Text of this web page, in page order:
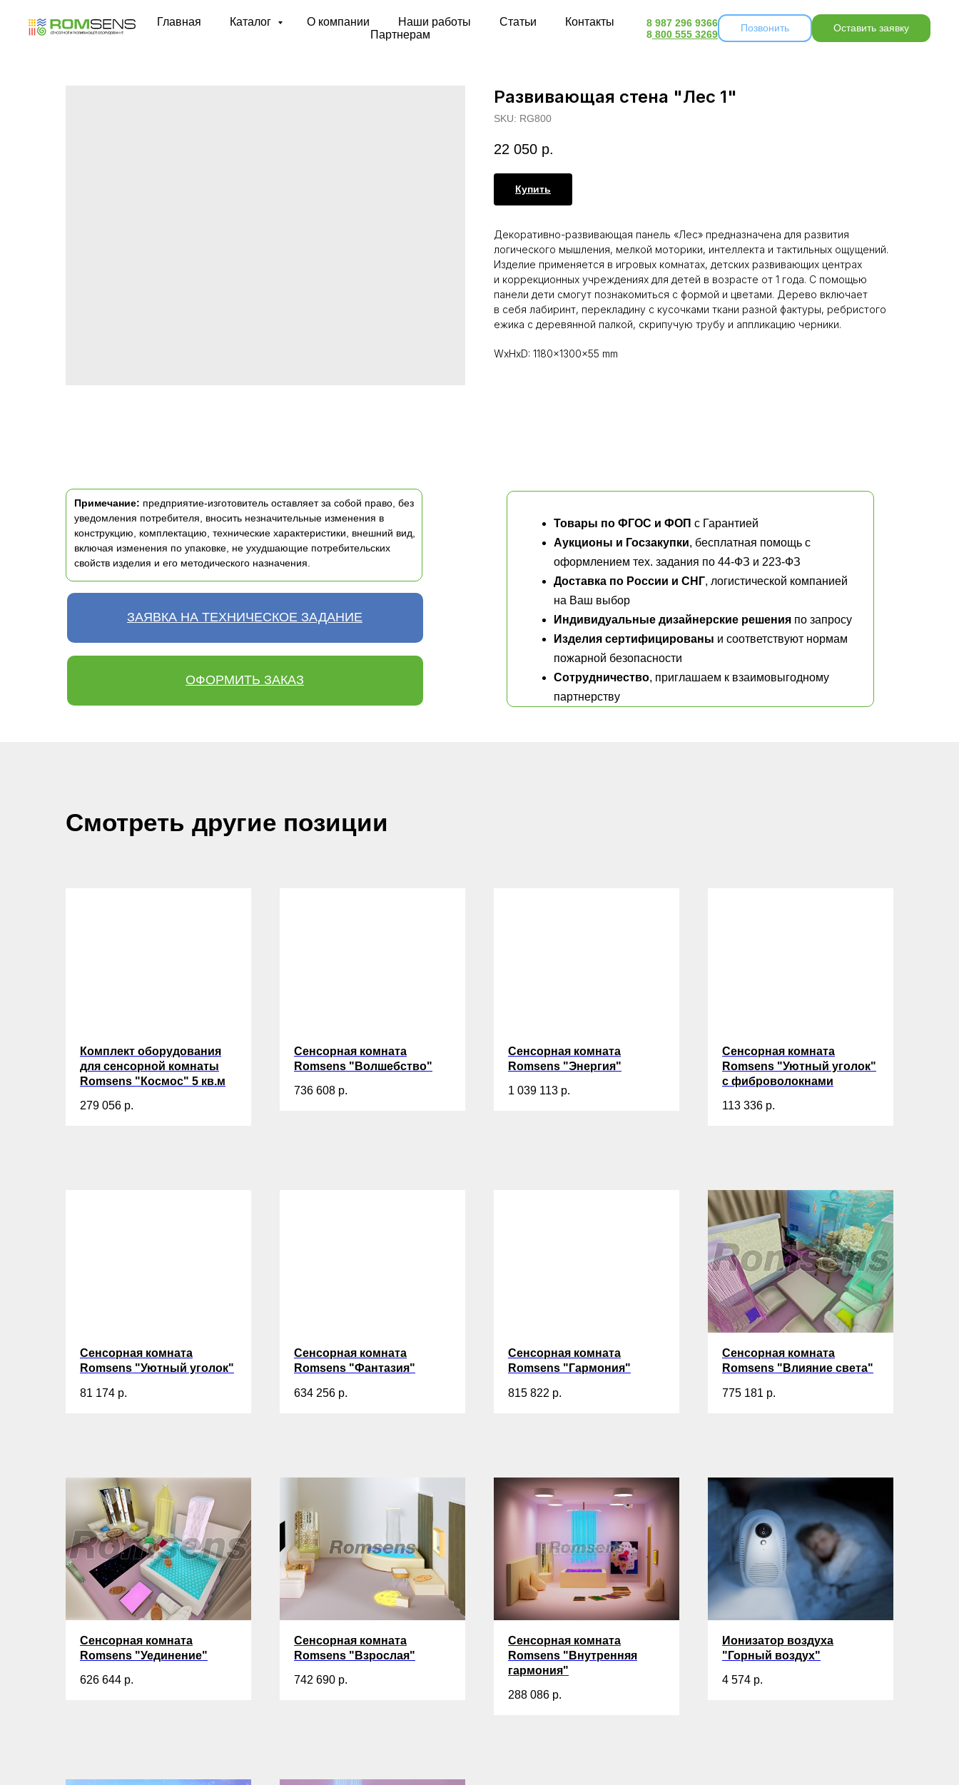
Главная Каталог О компании Наши работы Статьи
Контакты
Партнерам
8 987 296 9366
8 800 555 3269
Позвонить Оставить заявку
Развивающая стена "Лес 1"
SKU: RG800
22 050 р.
Купить
Декоративно-развивающая панель «Лес» предназначена для развития
логического мышления, мелкой моторики, интеллекта и тактильных ощущений.
Изделие применяется в игровых комнатах, детских развивающих центрах
и коррекционных учреждениях для детей в возрасте от 1 года. С помощью
панели дети смогут познакомиться с формой и цветами. Дерево включает
в себя лабиринт, перекладину с кусочками ткани разной фактуры, ребристого
ежика с деревянной палкой, скрипучую трубу и аппликацию черники.
WxHxD: 1180x1300x55 mm
ЗАЯВКА НА ТЕХНИЧЕСКОЕ ЗАДАНИЕ
ОФОРМИТЬ ЗАКАЗ
Товары по ФГОС и ФОП с Гарантией
Аукционы и Госзакупки, бесплатная помощь с
оформлением тех. задания по 44-ФЗ и 223-ФЗ
Доставка по России и СНГ, логистической компанией
на Ваш выбор
Индивидуальные дизайнерские решения по запросу
Изделия сертифицированы и соответствуют нормам
пожарной безопасности
Сотрудничество, приглашаем к взаимовыгодному
партнерству
Примечание: предприятие-изготовитель оставляет за собой право, без
уведомления потребителя, вносить незначительные изменения в
конструкцию, комплектацию, технические характеристики, внешний вид,
включая изменения по упаковке, не ухудшающие потребительских
свойств изделия и его методического назначения.
Смотреть другие позиции
Комплект оборудования
для сенсорной комнаты
Romsens "Космос" 5 кв.м
279 056 р.
Сенсорная комната
Romsens "Волшебство"
736 608 р.
Сенсорная комната
Romsens "Энергия"
1 039 113 р.
Сенсорная комната
Romsens "Уютный уголок"
c фиброволокнами
113 336 р.
Сенсорная комната
Romsens "Уютный уголок"
81 174 р.
Сенсорная комната
Romsens "Фантазия"
634 256 р.
Сенсорная комната
Romsens "Гармония"
815 822 р.
Сенсорная комната
Romsens "Влияние света"
775 181 р.
Сенсорная комната
Romsens "Уединение"
626 644 р.
Сенсорная комната
Romsens "Взрослая"
742 690 р.
Сенсорная комната
Romsens "Внутренняя
гармония"
288 086 р.
Ионизатор воздуха
"Горный воздух"
4 574 р.